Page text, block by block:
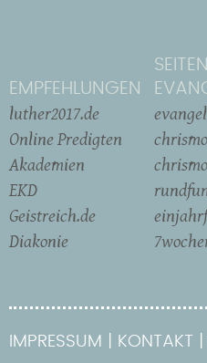
EMPFEHLUNGEN
luther2017.de
Online Predigten
Akademien
EKD
Geistreich.de
Diakonie
IMPRESSUM KONTAKT